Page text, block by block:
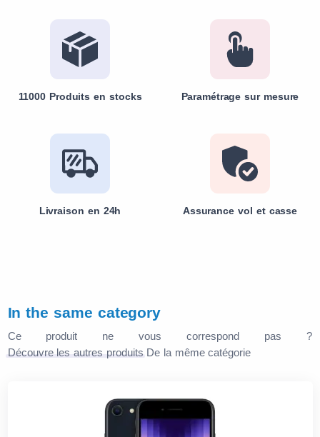
11000 Produits en stocks Paramétrage sur mesure
Livraison en 24h Assurance vol et casse
In the same category
Ce produit ne vous correspond pas ?
Découvre les autres produits De la même catégorie